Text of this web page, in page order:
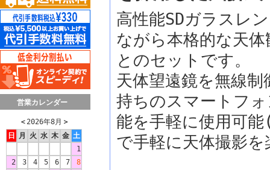
営業カレンダー
＜ 2026年8月 ＞
日
月 火 水 木 金 土
1
2
3 4 5 6 7
8
高性能SDガラスレ
ながら本格的な天
とのセットです。
天体望遠鏡を無線
持ちのスマートフ
能を手軽に使用可
で手軽に天体撮影